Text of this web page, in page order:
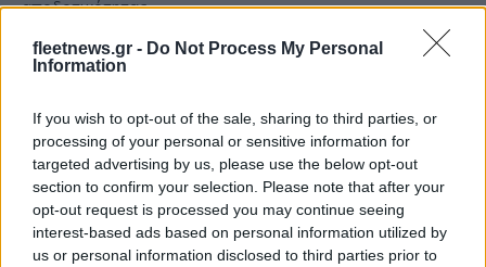
fleetnews.gr - Do Not Process My Personal
Information
If you wish to opt-out of the sale, sharing to third parties, or
processing of your personal or sensitive information for
targeted advertising by us, please use the below opt-out
section to confirm your selection. Please note that after your
opt-out request is processed you may continue seeing
interest-based ads based on personal information utilized by
us or personal information disclosed to third parties prior to
Νέο Audi A2 e-tron με στόχο την κορυφή της
αποδοτικότητας
Άρης: Το πρόγραμμα
προετοιμασίας και τα
ΠΑΟΚ: Έφτασε στη
Θεσσαλονίκη ο ΡαϊΚουάν